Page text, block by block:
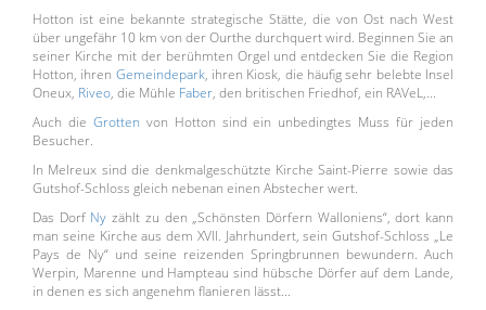
Hotton ist eine bekannte strategische Stätte, die von Ost nach West
über ungefähr 10 km von der Ourthe durchquert wird. Beginnen Sie an
seiner Kirche mit der berühmten Orgel und entdecken Sie die Region
Hotton, ihren Gemeindepark, ihren Kiosk, die häufig sehr belebte Insel
Oneux, Riveo, die Mühle Faber, den britischen Friedhof, ein RAVeL,...
Auch die Grotten von Hotton sind ein unbedingtes Muss für jeden
Besucher.
In Melreux sind die denkmalgeschützte Kirche Saint-Pierre sowie das
Gutshof-Schloss gleich nebenan einen Abstecher wert.
Das Dorf Nyzählt zu den „Schönsten Dörfern Walloniens“, dort kann
man seine Kirche aus dem XVII. Jahrhundert, sein Gutshof-Schloss „Le
Pays de Ny“ und seine reizenden Springbrunnen bewundern. Auch
Werpin, Marenne und Hampteau sind hübsche Dörfer auf dem Lande,
in denen es sich angenehm flanieren lässt...